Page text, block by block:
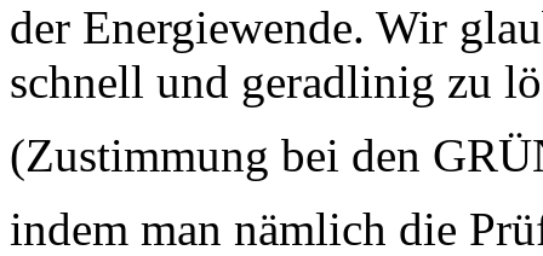
der Energiewende. Wir
schnell und geradlinig zu
(Zustimmung bei den
indem man nämlich die